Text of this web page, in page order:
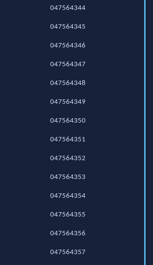
047564344
047564345
047564346
047564347
047564348
047564349
047564350
047564351
047564352
047564353
047564354
047564355
047564356
047564357